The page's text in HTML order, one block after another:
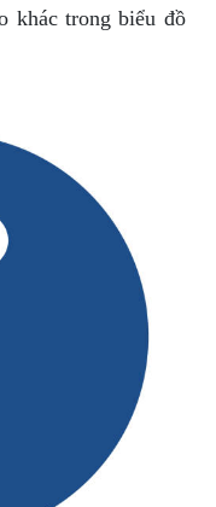
khác trong biểu đồ